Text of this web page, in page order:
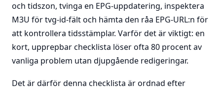
och tidszon, tvinga en EPG-uppdatering, inspektera
M3U för tvg-id-fält och hämta den råa EPG-URL:n för
att kontrollera tidsstämplar. Varför det är viktigt: en
kort, upprepbar checklista löser ofta 80 procent av
vanliga problem utan djupgående redigeringar.
Det är därför denna checklista är ordnad efter